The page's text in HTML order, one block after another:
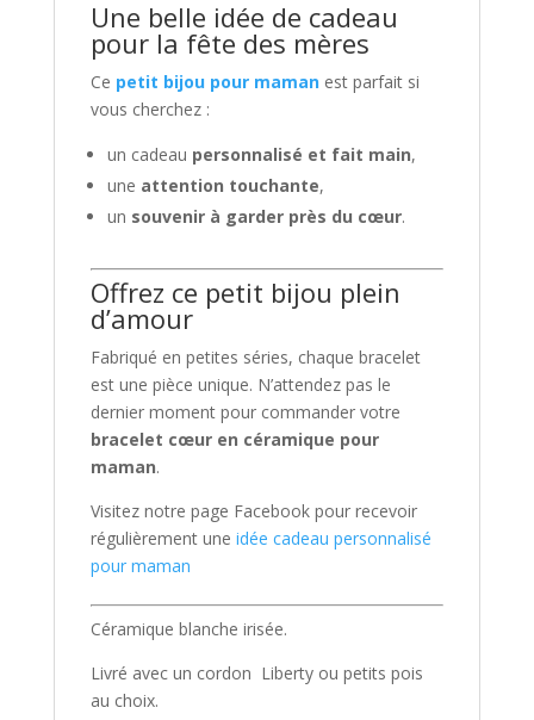
Une belle idée de cadeau
pour la fête des mères
Ce petit bijou pour mamanest parfait si
vous cherchez :
un cadeau personnalisé et fait main,
une attention touchante,
un souvenir à garder près du cœur.
Offrez ce petit bijou plein
d’amour
Fabriqué en petites séries, chaque bracelet
est une pièce unique. N’attendez pas le
dernier moment pour commander votre
bracelet cœur en céramique pour
maman.
Visitez notre page Facebook pour recevoir
régulièrement une idée cadeau personnalisé
pour maman
Céramique blanche irisée.
Livré avec un cordon Liberty ou petits pois
au choix.